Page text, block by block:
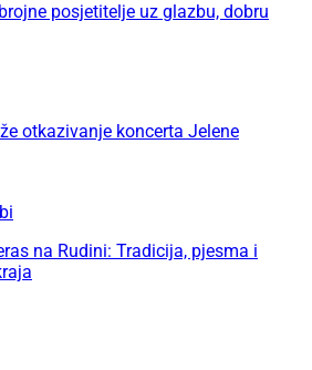
posjetitelje uz glazbu, dobru
otkazivanje koncerta Jelene
na Rudini: Tradicija, pjesma i